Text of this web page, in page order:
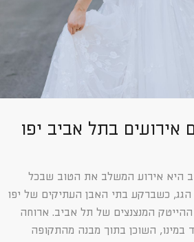
אירועים בתל אביב יפו
היא אירוע המשלב את הטוב שבכל
כשברקע בתי האבן העתיקים של יפו
המנצנצים של תל אביב. ארוחה
במינו, השוכן בתוך מבנה מהתקופה